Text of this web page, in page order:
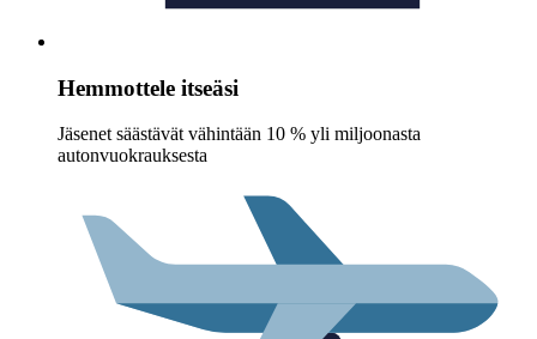
Hemmottele itseäsi
Jäsenet säästävät vähintään 10 % yli miljoonasta
autonvuokrauksesta